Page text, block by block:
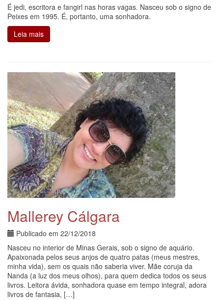
É jedi, escritora e fangirl nas horas vagas. Nasceu sob o signo de
Peixes em 1995. É, portanto, uma sonhadora.
Leia mais
Mallerey Cálgara
Publicado em 22/12/2018
Nasceu no interior de Minas Gerais, sob o signo de aquário.
Apaixonada pelos seus anjos de quatro patas (meus mestres,
minha vida), sem os quais não saberia viver. Mãe coruja da
Nanda (a luz dos meus olhos), para quem dedica todos os seus
livros. Leitora ávida, sonhadora quase em tempo integral, adora
livros de fantasia, […]